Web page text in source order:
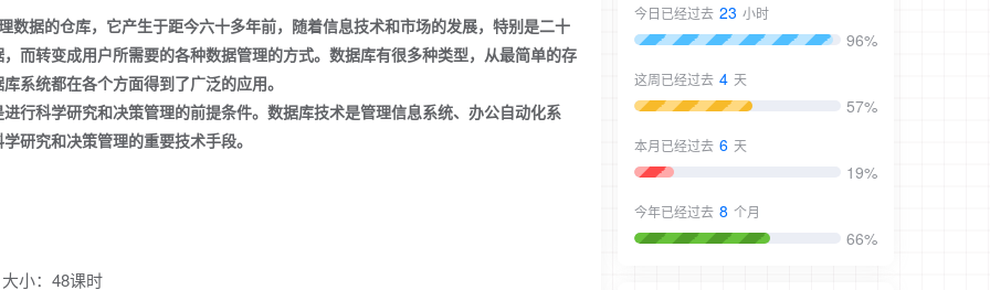
据的仓库，它产生于距今六十多年前，随着信息技术和市场的发展，特别是二十
而转变成用户所需要的各种数据管理的方式。数据库有很多种类型，从最简单的存
系统都在各个方面得到了广泛的应用。
行科学研究和决策管理的前提条件。数据库技术是管理信息系统、办公自动化系
研究和决策管理的重要技术手段。
小：48课时
今日已经过去 23 小时
96%
这周已经过去 4 天
57%
本月已经过去 6 天
19%
今年已经过去 8 个月
66%